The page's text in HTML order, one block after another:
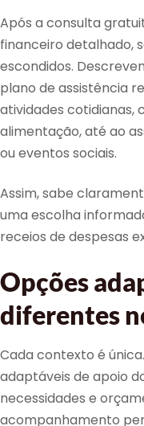
Após a consulta
financeiro detalhado,
escondidos.
plano de assistência
atividades cotidianas,
alimentação, até ao
ou eventos sociais.
Assim, sabe
uma escolha
receios de despesas
Opções
diferentes
Cada contexto é
adaptáveis de apoio
necessidades e
acompanhamento